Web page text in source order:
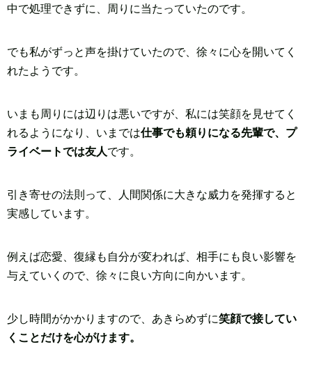
中で処理できずに、周りに当たっていたのです。
でも私がずっと声を掛けていたので、徐々に心を開いてく
れたようです。
いまも周りには辺りは悪いですが、私には笑顔を見せてく
れるようになり、いまでは仕事でも頼りになる先輩で、プ
ライベートでは友人です。
引き寄せの法則って、人間関係に大きな威力を発揮すると
実感しています。
例えば恋愛、復縁も自分が変われば、相手にも良い影響を
与えていくので、徐々に良い方向に向かいます。
少し時間がかかりますので、あきらめずに笑顔で接してい
くことだけを心がけます。